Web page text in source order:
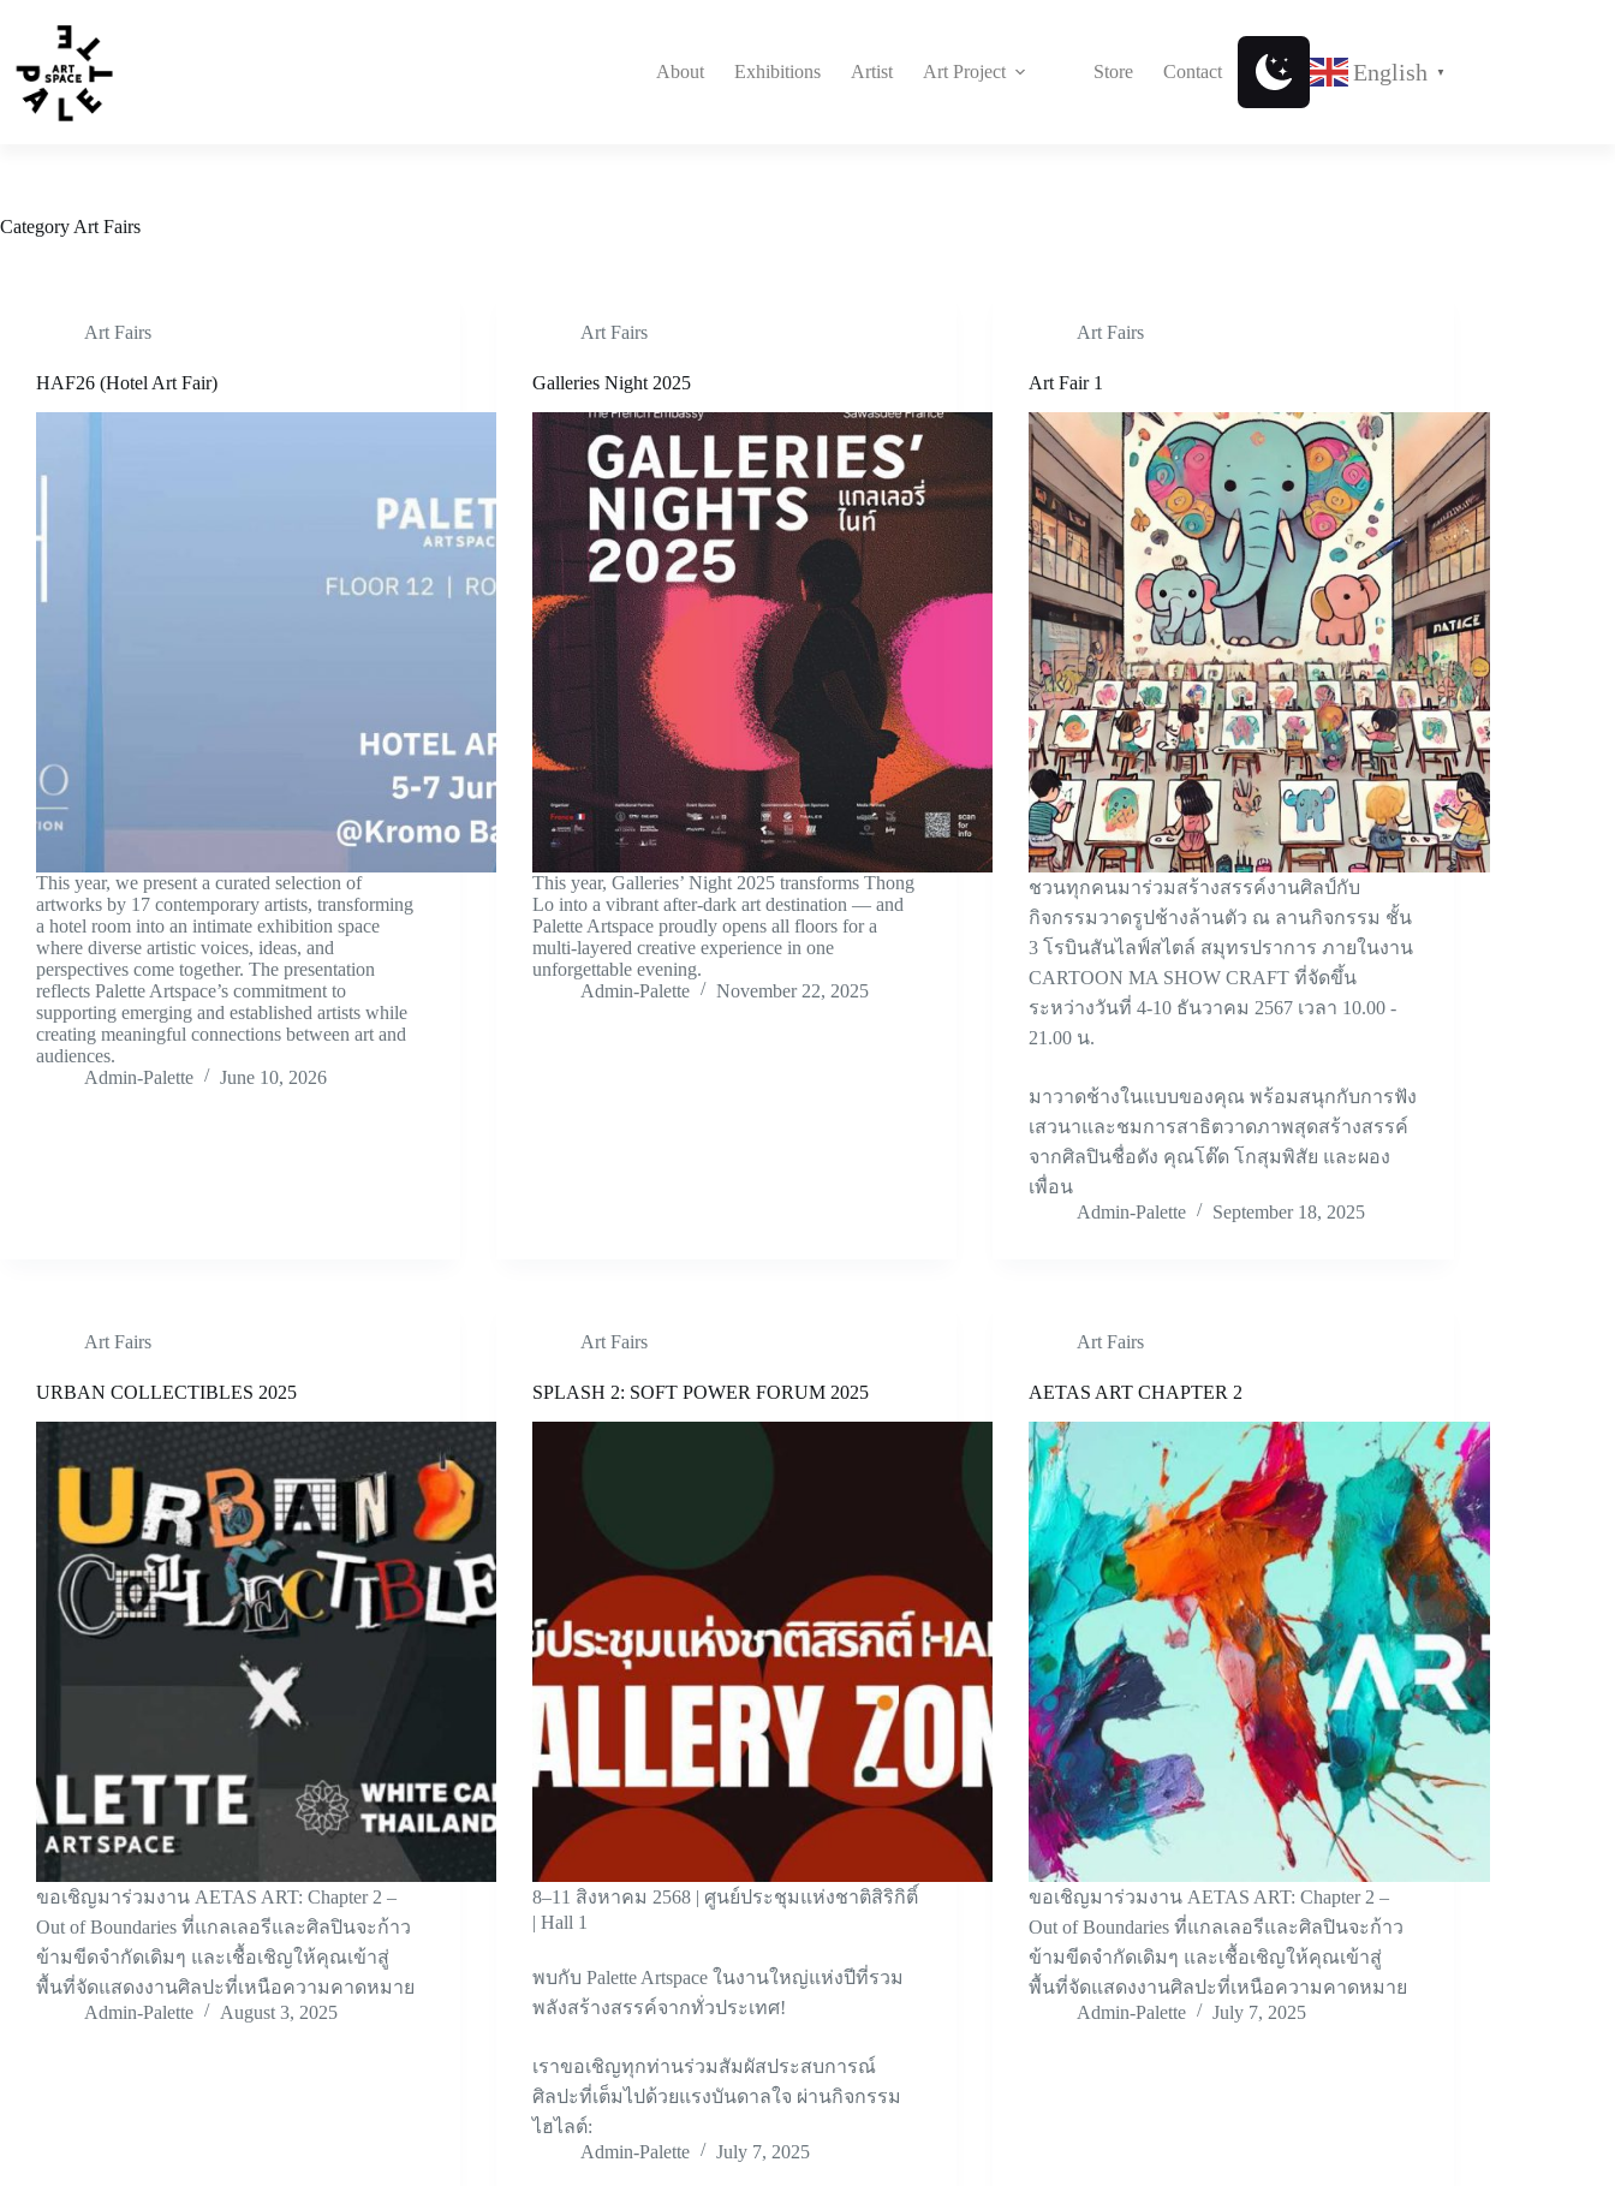
About Exhibitions Artist Art Project Store Contact English ▼
Category Art Fairs
Art Fairs
HAF26 (Hotel Art Fair)
This year, we present a curated selection of
artworks by 17 contemporary artists, transforming
a hotel room into an intimate exhibition space
where diverse artistic voices, ideas, and
perspectives come together. The presentation
reflects Palette Artspace’s commitment to
supporting emerging and established artists while
creating meaningful connections between art and
audiences.
Admin-Palette
June 10, 2026
Art Fairs
Galleries Night 2025
This year, Galleries’ Night 2025 transforms Thong
Lo into a vibrant after-dark art destination — and
Palette Artspace proudly opens all floors for a
multi-layered creative experience in one
unforgettable evening.
Admin-Palette
November 22, 2025
Art Fairs
Art Fair 1
ชวนทุกคนมาร่วมสร้างสรรค์งานศิลป์กับ
กิจกรรมวาดรูปช้างล้านตัว ณ ลานกิจกรรม ชั้น
3 โรบินสันไลฟ์สไตล์ สมุทรปราการ ภายในงาน
CARTOON MA SHOW CRAFT ที่จัดขึ้น
ระหว่างวันที่ 4-10 ธันวาคม 2567 เวลา 10.00 -
21.00 น.
มาวาดช้างในแบบของคุณ พร้อมสนุกกับการฟัง
เสวนาและชมการสาธิตวาดภาพสุดสร้างสรรค์
จากศิลปินชื่อดัง คุณโต๊ด โกสุมพิสัย และผอง
เพื่อน
Admin-Palette
September 18, 2025
Art Fairs
URBAN COLLECTIBLES 2025
ขอเชิญมาร่วมงาน AETAS ART: Chapter 2 –
Out of Boundaries ที่แกลเลอรีและศิลปินจะก้าว
ข้ามขีดจำกัดเดิมๆ และเชื้อเชิญให้คุณเข้าสู่
พื้นที่จัดแสดงงานศิลปะที่เหนือความคาดหมาย
Admin-Palette
August 3, 2025
Art Fairs
SPLASH 2: SOFT POWER FORUM 2025
8–11 สิงหาคม 2568 | ศูนย์ประชุมแห่งชาติสิริกิติ์
| Hall 1
พบกับ Palette Artspace ในงานใหญ่แห่งปีที่รวม
พลังสร้างสรรค์จากทั่วประเทศ!
เราขอเชิญทุกท่านร่วมสัมผัสประสบการณ์
ศิลปะที่เต็มไปด้วยแรงบันดาลใจ ผ่านกิจกรรม
ไฮไลต์:
Admin-Palette
July 7, 2025
Art Fairs
AETAS ART CHAPTER 2
ขอเชิญมาร่วมงาน AETAS ART: Chapter 2 –
Out of Boundaries ที่แกลเลอรีและศิลปินจะก้าว
ข้ามขีดจำกัดเดิมๆ และเชื้อเชิญให้คุณเข้าสู่
พื้นที่จัดแสดงงานศิลปะที่เหนือความคาดหมาย
Admin-Palette
July 7, 2025